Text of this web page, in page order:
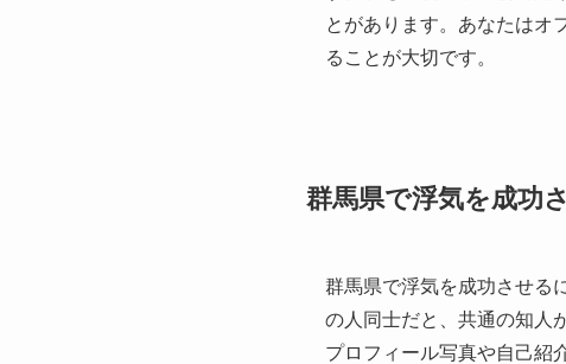
とがあります。あなたはオ
ることが大切です。
群馬県で浮気を成功
群馬県で浮気を成功させる
の人同士だと、共通の知人
プロフィール写真や自己紹